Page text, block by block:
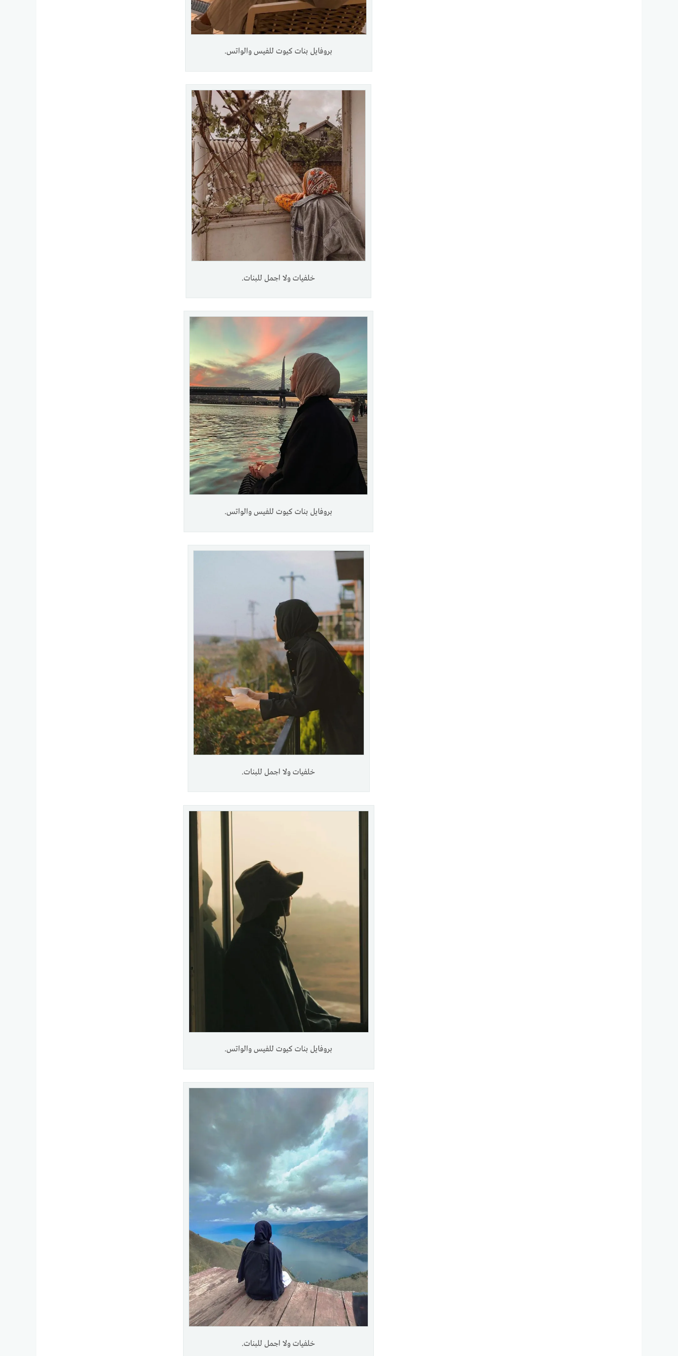
بروفايل بنات كيوت للفيس والواتس.
خلفيات ولا اجمل للبنات.
بروفايل بنات كيوت للفيس والواتس.
خلفيات ولا اجمل للبنات.
بروفايل بنات كيوت للفيس والواتس.
خلفيات ولا اجمل للبنات.